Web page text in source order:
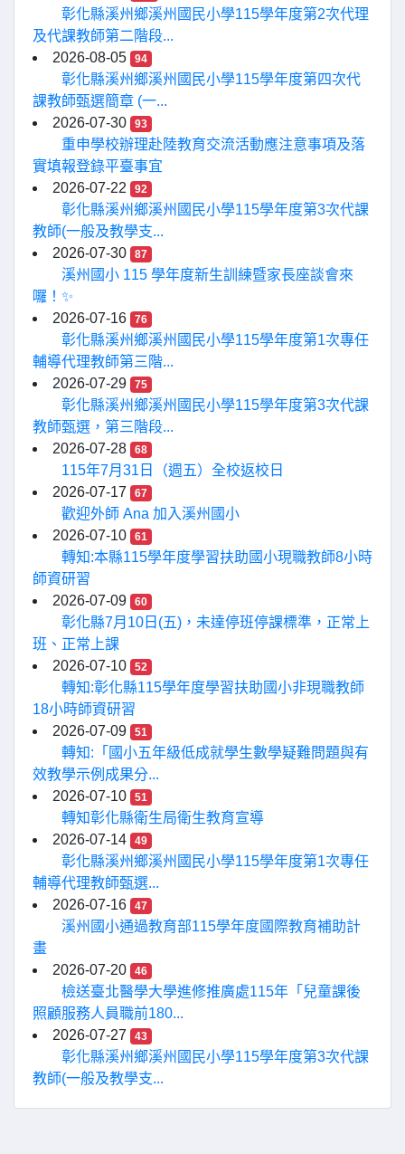
彰化縣溪州鄉溪州國民小學115學年度第2次代理
及代課教師第二階段...
2026-08-05
94
彰化縣溪州鄉溪州國民小學115學年度第四次代
課教師甄選簡章 (一...
2026-07-30
93
重申學校辦理赴陸教育交流活動應注意事項及落
實填報登錄平臺事宜
2026-07-22
92
彰化縣溪州鄉溪州國民小學115學年度第3次代課
教師(一般及教學支...
2026-07-30
87
溪州國小 115 學年度新生訓練暨家長座談會來
囉！✨
2026-07-16
76
彰化縣溪州鄉溪州國民小學115學年度第1次專任
輔導代理教師第三階...
2026-07-29
75
彰化縣溪州鄉溪州國民小學115學年度第3次代課
教師甄選，第三階段...
2026-07-28
68
115年7月31日（週五）全校返校日
2026-07-17
67
歡迎外師 Ana 加入溪州國小
2026-07-10
61
轉知:本縣115學年度學習扶助國小現職教師8小時
師資研習
2026-07-09
60
彰化縣7月10日(五)，未達停班停課標準，正常上
班、正常上課
2026-07-10
52
轉知:彰化縣115學年度學習扶助國小非現職教師
18小時師資研習
2026-07-09
51
轉知:「國小五年級低成就學生數學疑難問題與有
效教學示例成果分...
2026-07-10
51
轉知彰化縣衛生局衛生教育宣導
2026-07-14
49
彰化縣溪州鄉溪州國民小學115學年度第1次專任
輔導代理教師甄選...
2026-07-16
47
溪州國小通過教育部115學年度國際教育補助計
畫
2026-07-20
46
檢送臺北醫學大學進修推廣處115年「兒童課後
照顧服務人員職前180...
2026-07-27
43
彰化縣溪州鄉溪州國民小學115學年度第3次代課
教師(一般及教學支...